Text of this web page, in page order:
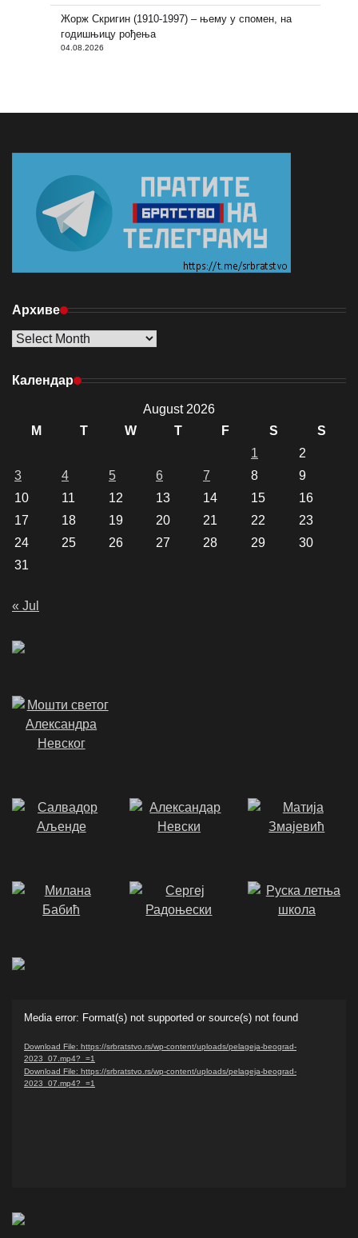
Жорж Скригин (1910-1997) – њему у спомен, на
годишњицу рођења
04.08.2026
Архиве
Архиве
Календар
August 2026
M
T W T F S
S
1
2
3
4 5 6 7 8
9
10
11 12 13 14 15
16
17
18 19 20 21 22
23
24
25 26 27 28 29
30
31
« Jul
Media error: Format(s) not supported or source(s) not found
Download File: https://srbratstvo.rs/wp-content/uploads/pelageja-beograd-
2023_07.mp4?_=1
Download File: https://srbratstvo.rs/wp-content/uploads/pelageja-beograd-
2023_07.mp4?_=1